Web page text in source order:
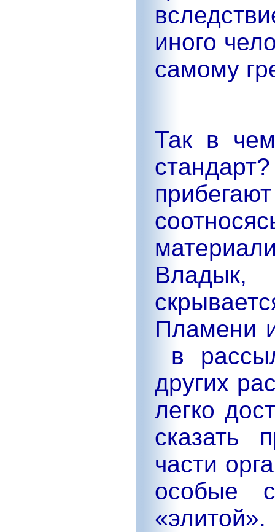
иного
самому
Так в
Владык,
Пламени
в
других
легко
сказать
части
особые
«элитой».